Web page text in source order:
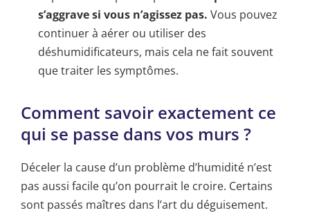
s’aggrave si vous n’agissez pas. Vous pouvez
continuer à aérer ou utiliser des
déshumidificateurs, mais cela ne fait souvent
que traiter les symptômes.
Comment savoir exactement ce
qui se passe dans vos murs ?
Déceler la cause d’un problème d’humidité n’est
pas aussi facile qu’on pourrait le croire. Certains
sont passés maîtres dans l’art du déguisement.